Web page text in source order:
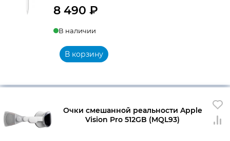
8 490 ₽
В наличии
В корзину
Очки смешанной реальности Apple
Vision Pro 512GB (MQL93)